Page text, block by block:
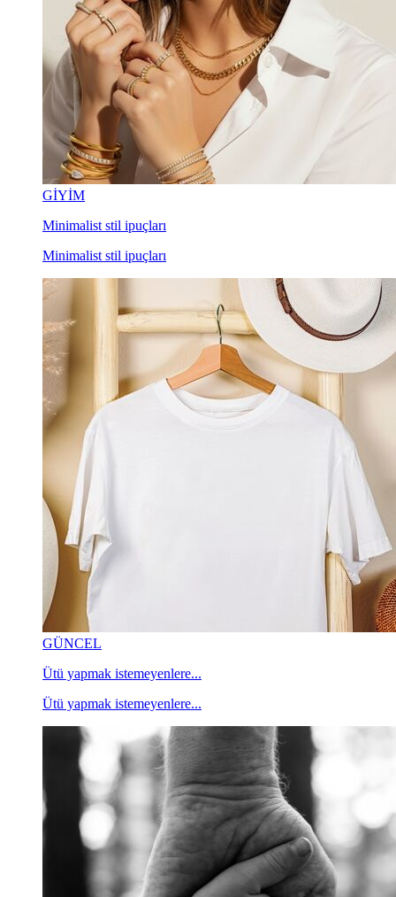
GİYİM
Minimalist stil ipuçları
Minimalist stil ipuçları
GÜNCEL
Ütü yapmak istemeyenlere...
Ütü yapmak istemeyenlere...